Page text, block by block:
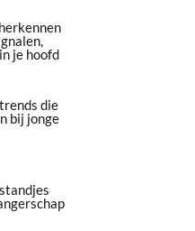
je hoofd
die
bij jonge